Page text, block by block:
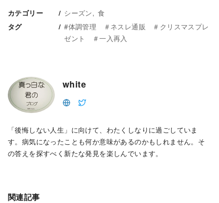
カテゴリー シーズン 食
タグ
#体調管理 ＃ネスレ通販 ＃クリスマスプレ
ゼント ＃一入再入
white
「後悔しない人生」に向けて、わたくしなりに過ごしていま
す。病気になったことも何か意味があるのかもしれません。そ
の答えを探すべく新たな発見を楽しんでいます。
関連記事